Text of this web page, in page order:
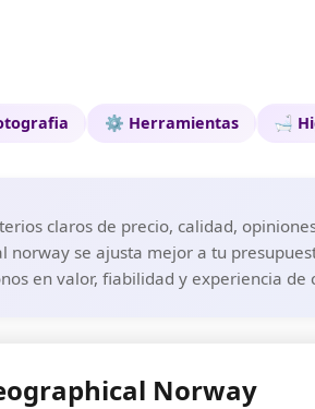
⚙️ Herramientas 🛁
claros de precio, calidad,
se ajusta mejor a tu
en valor, fiabilidad y experiencia de
Norway